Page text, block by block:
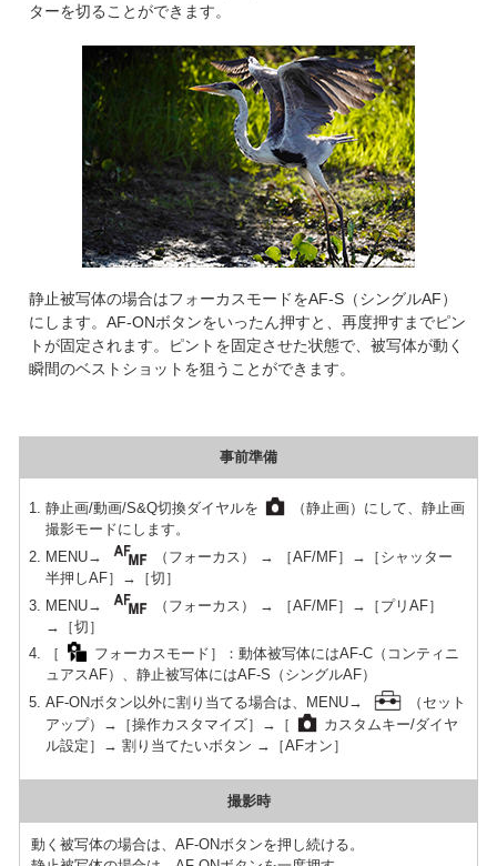
ターを切ることができます。
静止被写体の場合はフォーカスモードをAF-S（シングルAF）
にします。AF-ONボタンをいったん押すと、再度押すまでピン
トが固定されます。ピントを固定させた状態で、被写体が動く
瞬間のベストショットを狙うことができます。
事前準備
静止画/動画/S&Q切換ダイヤルを
（静止画）にして、静止画
撮影モードにします。
MENU→
（フォーカス） → ［AF/MF］→［シャッター
半押しAF］→［切］
MENU→
（フォーカス） → ［AF/MF］→［プリAF］
→［切］
［
フォーカスモード］：動体被写体にはAF-C（コンティニ
ュアスAF）、静止被写体にはAF-S（シングルAF）
AF-ONボタン以外に割り当てる場合は、MENU→
（セット
アップ）→［操作カスタマイズ］→［
カスタムキー/ダイヤ
ル設定］→ 割り当てたいボタン →［AFオン］
撮影時
動く被写体の場合は、AF-ONボタンを押し続ける。